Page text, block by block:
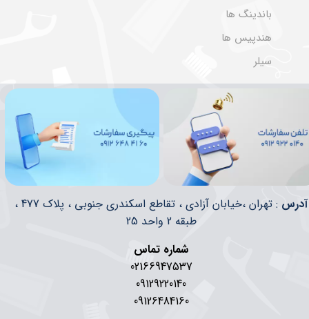
باندینگ ها
هندپیس ها
سیلر
​​آدرس
: تهران ،خیابان آزادی ، تقاطع اسکندری جنوبی ، پلاک 477 ،
طبقه 2 واحد 25
شماره تماس
02166947537
09129220140
09126484160